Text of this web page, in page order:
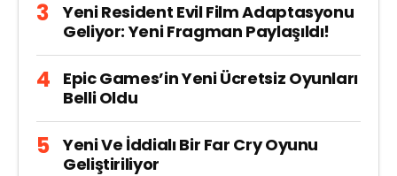
Yeni Resident Evil Film Adaptasyonu
Geliyor: Yeni Fragman Paylaşıldı!
Epic Games’in Yeni Ücretsiz Oyunları
Belli Oldu
Yeni Ve İddialı Bir Far Cry Oyunu
Geliştiriliyor